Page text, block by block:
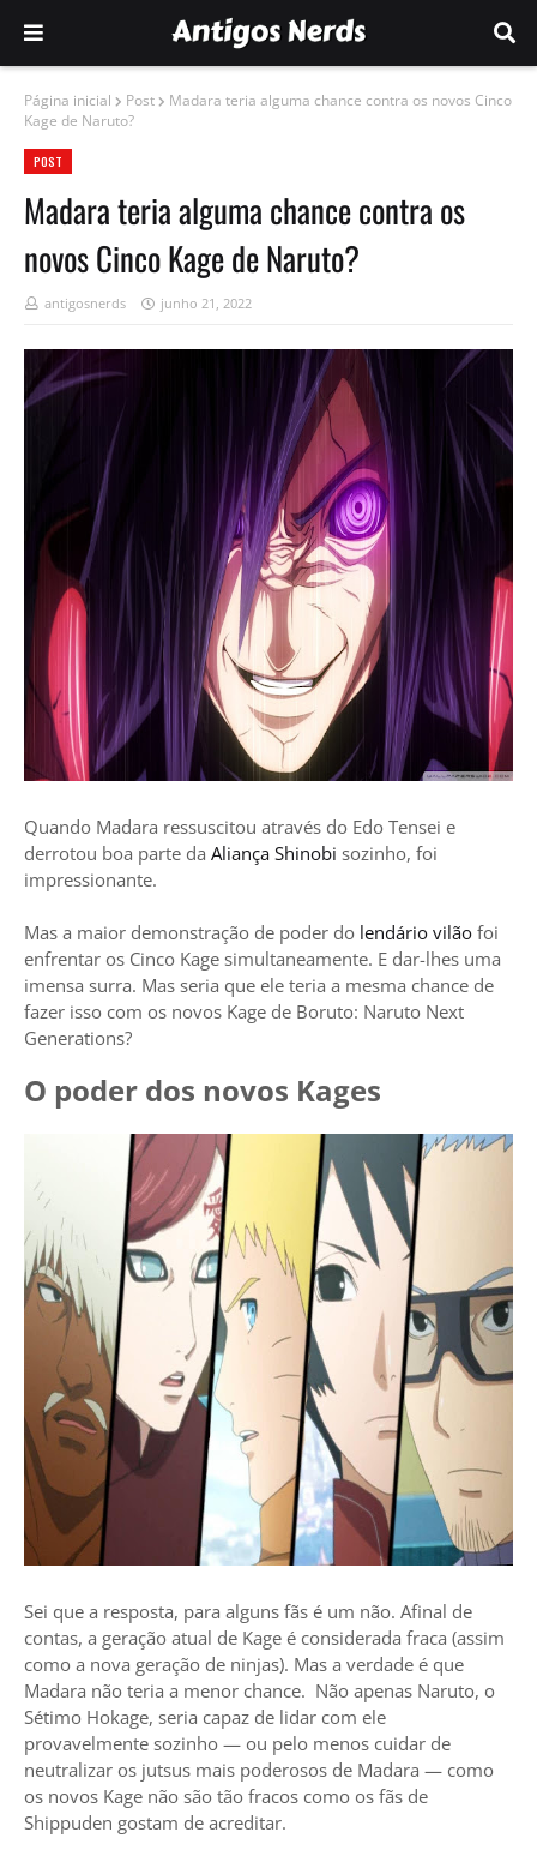
Página inicial Post
Madara teria alguma chance contra os novos Cinco
Kage de Naruto?
POST
Madara teria alguma chance contra os
novos Cinco Kage de Naruto?
antigosnerds junho 21, 2022
Quando Madara ressuscitou através do Edo Tensei e
derrotou boa parte da Aliança Shinobi sozinho, foi
impressionante.
Mas a maior demonstração de poder do lendário vilão foi
enfrentar os Cinco Kage simultaneamente. E dar-lhes uma
imensa surra. Mas seria que ele teria a mesma chance de
fazer isso com os novos Kage de Boruto: Naruto Next
Generations?
O poder dos novos Kages
Sei que a resposta, para alguns fãs é um não. Afinal de
contas, a geração atual de Kage é considerada fraca (assim
como a nova geração de ninjas). Mas a verdade é que
Madara não teria a menor chance. Não apenas Naruto, o
Sétimo Hokage, seria capaz de lidar com ele
provavelmente sozinho — ou pelo menos cuidar de
neutralizar os jutsus mais poderosos de Madara — como
os novos Kage não são tão fracos como os fãs de
Shippuden gostam de acreditar.